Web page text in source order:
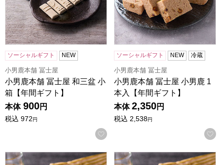
ソーシャルギフト NEW
小男鹿本舗 冨士屋
小男鹿本舗 冨士屋 和三盆 小
箱【年間ギフト】
本体 900円
税込 972円
お気に入りに登録する
ソーシャルギフト NEW 冷蔵
小男鹿本舗 冨士屋
小男鹿本舗 冨士屋 小男鹿 1
本入【年間ギフト】
本体 2,350円
税込 2,538円
小男鹿本舗 冨士屋 小男鹿 半棹 2本入【年間ギフト】
小男鹿本舗 冨士屋 小男鹿 半